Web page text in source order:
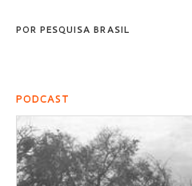
POR PESQUISA BRASIL
PODCAST